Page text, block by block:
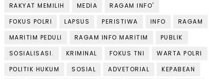
RAKYAT MEMILIH
MEDIA
RAGAM INFO'
FOKUS POLRI
LAPSUS PERISTIWA INFO
RAGAM
MARITIM PEDULI
RAGAM INFO MARITIM
PUBLIK
SOSIALISASI.
KRIMINAL FOKUS TNI
WARTA POLRI
POLITIK HUKUM
SOSIAL ADVETORIAL
KEPABEAN